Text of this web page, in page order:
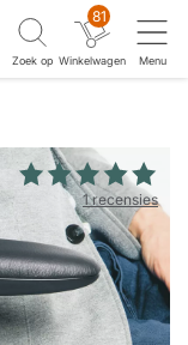
Zoek op
81
Winkelwagen Menu
1 recensies